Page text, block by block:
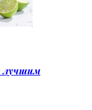
лучшим